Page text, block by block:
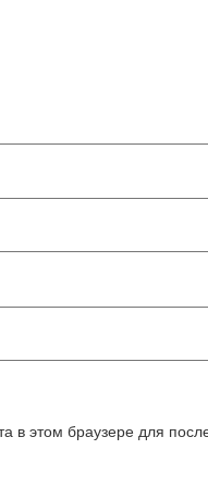
в этом браузере для